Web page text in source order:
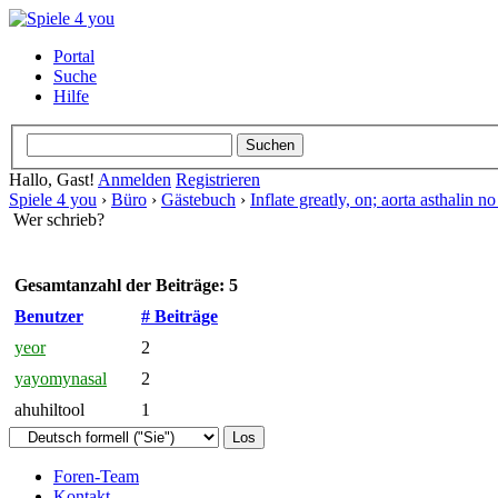
Portal
Suche
Hilfe
Hallo, Gast! Anmelden Registrieren
Spiele 4 you › Büro › Gästebuch › Inflate greatly, on; aorta asthalin
Wer schrieb?
Gesamtanzahl der Beiträge: 5
Benutzer
# Beiträge
yeor
2
yayomynasal
2
ahuhiltool
1
Foren-Team